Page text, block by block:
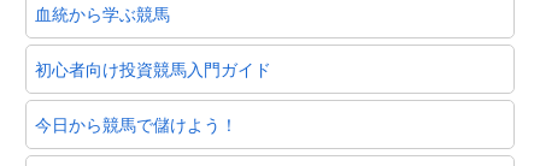
血統から学ぶ競馬
初心者向け投資競馬入門ガイド
今日から競馬で儲けよう！